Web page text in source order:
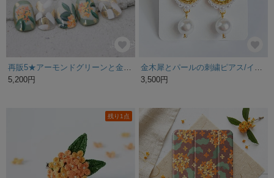
5,200円
3,500円
残り1点